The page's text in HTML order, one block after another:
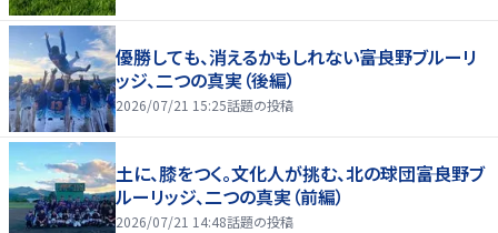
優勝しても、消えるかもしれない――富良野ブルーリ
ッジ、二つの真実（後編）
2026/07/21 15:25話題の投稿
土に、膝をつく。文化人が挑む、北の球団――富良野ブ
ルーリッジ、二つの真実（前編）
2026/07/21 14:48話題の投稿